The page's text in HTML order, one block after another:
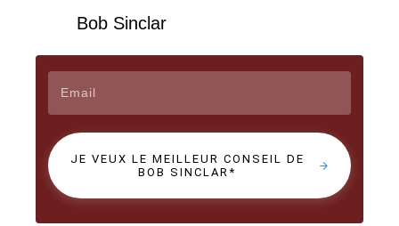
Bob Sinclar
JE VEUX LE MEILLEUR CONSEIL DE
BOB SINCLAR*